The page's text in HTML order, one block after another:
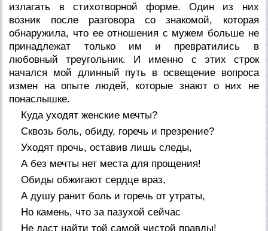
излагать в стихотворной форме. Один из них
возник после разговора со знакомой, которая
обнаружила, что ее отношения с мужем больше не
принадлежат только им и превратились в
любовный треугольник. И именно с этих строк
начался мой длинный путь в освещение вопроса
измен на опыте людей, которые знают о них не
понаслышке.
Куда уходят женские мечты?
Сквозь боль, обиду, горечь и презрение?
Уходят прочь, оставив лишь следы,
А без мечты нет места для прощения!
Обиды обжигают сердце враз,
А душу ранит боль и горечь от утраты,
Но камень, что за пазухой сейчас
Не даст найти той самой чистой правды!